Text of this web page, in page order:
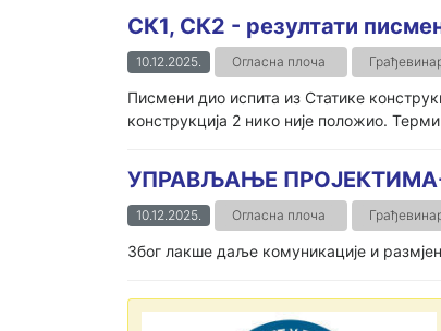
СК1, СК2 - резултати
10.12.2025. Огласна плоча
Писмени дио испита из Статике
конструкција 2 нико није положио.
УПРАВЉАЊЕ ПРОЈЕКТИМА-
10.12.2025. Огласна плоча
Због лакше даље комуникације и